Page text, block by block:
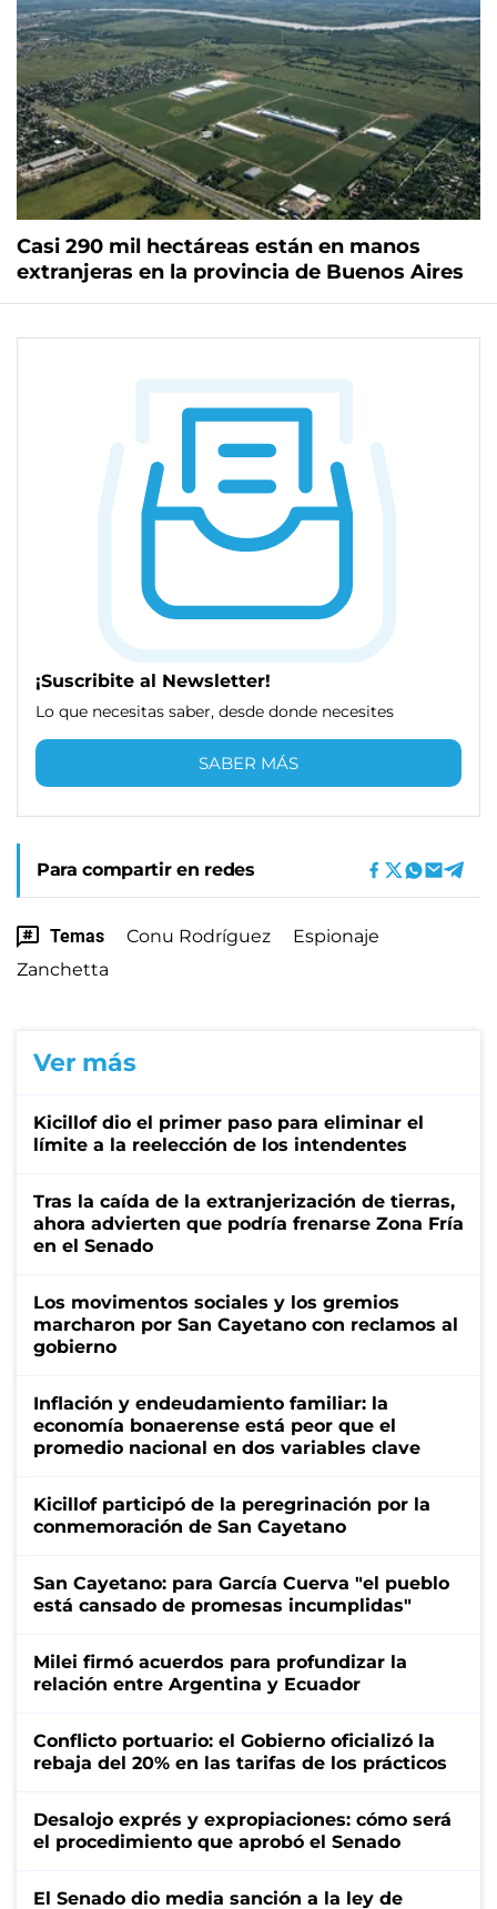
Casi 290 mil hectáreas están en manos
extranjeras en la provincia de Buenos Aires
¡Suscribite al Newsletter!
Lo que necesitas saber, desde donde necesites
SABER MÁS
Para compartir en redes
Temas Conu Rodríguez
Espionaje
Zanchetta
Ver más
Kicillof dio el primer paso para eliminar el
límite a la reelección de los intendentes
Tras la caída de la extranjerización de tierras,
ahora advierten que podría frenarse Zona Fría
en el Senado
Los movimentos sociales y los gremios
marcharon por San Cayetano con reclamos al
gobierno
Inflación y endeudamiento familiar: la
economía bonaerense está peor que el
promedio nacional en dos variables clave
Kicillof participó de la peregrinación por la
conmemoración de San Cayetano
San Cayetano: para García Cuerva "el pueblo
está cansado de promesas incumplidas"
Milei firmó acuerdos para profundizar la
relación entre Argentina y Ecuador
Conflicto portuario: el Gobierno oficializó la
rebaja del 20% en las tarifas de los prácticos
Desalojo exprés y expropiaciones: cómo será
el procedimiento que aprobó el Senado
El Senado dio media sanción a la ley de